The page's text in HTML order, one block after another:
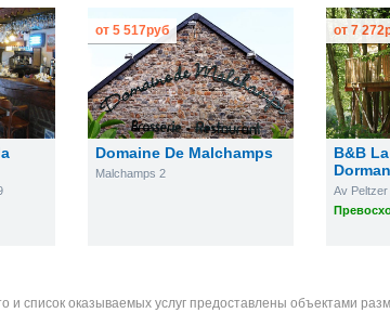
Domaine De Malchamps
Malchamps 2
от5 517руб
B&B
Av
от 7 272
и список оказываемых услуг предоставлены объектами